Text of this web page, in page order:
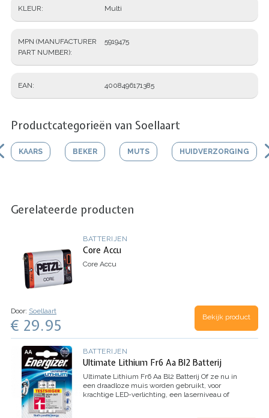
KLEUR Multi
MPN (MANUFACTURER
PART NUMBER)
5919475
EAN 4008496171385
Productcategorieën van Soellaart
KAARS BEKER MUTS HUIDVERZORGING
Gerelateerde producten
BATTERIJEN
Core Accu
Core Accu
Door: Soellaart
€ 29.95 Bekijk product
BATTERIJEN
Ultimate Lithium Fr6 Aa Bl2 Batterij
Ultimate Lithium Fr6 Aa Bl2 Batterij Of ze nu in
een draadloze muis worden gebruikt, voor
krachtige LED-verlichting, een laserniveau of